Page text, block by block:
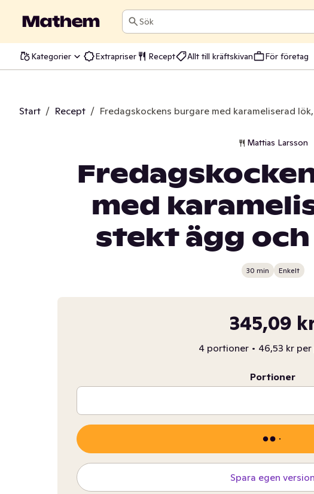
Sök
Kategorier Extrapriser Recept Allt till kräftskivan För företag
Start / Recept / Fredagskockens burgare med karameliserad
Mattias Larsson
med
stekt ägg
30 min Enkelt
345,09
4 portioner • 46,53 kr
Portioner
Spara egen version